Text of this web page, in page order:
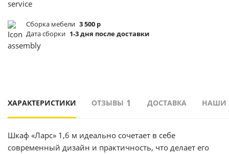
Сборка мебели 3 500 р
Дата сборки 1-3 дня после доставки
ХАРАКТЕРИСТИКИ ОТЗЫВЫ 1 ДОСТАВКА НАШИ
Шкаф «Ларс» 1,6 м идеально сочетает в себе
современный дизайн и практичность, что делает его